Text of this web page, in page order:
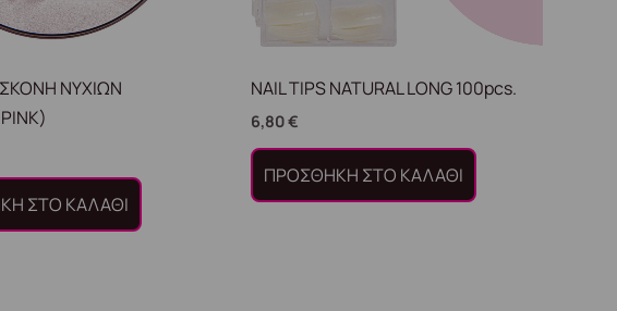
ΝΥΧΙΩΝ
ΣΤΟ ΚΑΛΆΘΙ
NAIL TIPS NATURAL LONG 100pcs.
6,80€
ΠΡΟΣΘΉΚΗ ΣΤΟ ΚΑΛΆΘΙ